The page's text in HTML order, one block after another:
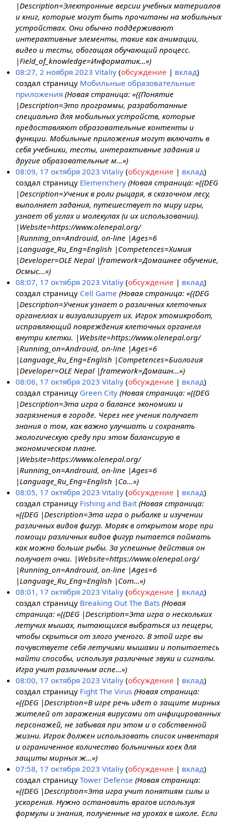
|Description=Электронные версии учебных материалов
и книг, которые могут быть прочитаны на мобильных
устройствах. Они обычно поддерживают
интерактивные элементы, такие как анимации,
видео и тесты, обогащая обучающий процесс.
|Field_of_knowledge=Информатик...»)
08:27, 2 ноября 2023 Vitaliy обсуждение
вклад
создал страницу Мобильные образовательные
приложения (Новая страница: «{{Понятие
|Description=Это программы, разработанные
специально для мобильных устройств, которые
предоставляют образовательные контенты и
функции. Мобильные приложения могут включать в
себя учебники, тесты, интерактивные задания и
другие образовательные м...»)
08:09, 17 октября 2023 Vitaliy обсуждение
вклад
создал страницу Elemenchery (Новая страница: «{{DEG
|Description=Ученик в роли рыцаря, в сказочном лесу,
выполняет задания, путешествует по миру игры,
узнает об углах и молекулах (и их использовании).
|Website=https://www.olenepal.org/
|Running_on=Androuid, on-line |Ages=6
|Language_Ru_Eng=English |Competences=Химия
|Developer=OLE Nepal |framework=Домашнее обучение,
Осмыс...»)
08:07, 17 октября 2023 Vitaliy обсуждение
вклад
создал страницу Cell Game (Новая страница: «{{DEG
|Description=Ученик узнает о различных клеточных
органеллах и визуализирует их. Игрок этомикробот,
исправляющий повреждения клеточных органелл
внутри клетки. |Website=https://www.olenepal.org/
|Running_on=Androuid, on-line |Ages=6
|Language_Ru_Eng=English |Competences=Биология
|Developer=OLE Nepal |framework=Домашн...»)
08:06, 17 октября 2023 Vitaliy обсуждение
вклад
создал страницу Green City (Новая страница: «{{DEG
|Description=Эта игра о балансе экономики и
загрязнения в городе. Через нее ученик получает
знания о том, как важно улучшать и сохранять
экологическую среду при этом балансирую в
экономическом плане.
|Website=https://www.olenepal.org/
|Running_on=Androuid, on-line |Ages=6
|Language_Ru_Eng=English |Co...»)
08:05, 17 октября 2023 Vitaliy обсуждение
вклад
создал страницу Fishing and Bait (Новая страница:
«{{DEG |Description=Эта игра о рыбалке и изучении
различных видов фигур. Моряк в открытом море при
помощи различных видов фигур пытается поймать
как можно больше рыбы. За успешные действия он
получает очки. |Website=https://www.olenepal.org/
|Running_on=Androuid, on-line |Ages=6
|Language_Ru_Eng=English |Com...»)
08:01, 17 октября 2023 Vitaliy обсуждение
вклад
создал страницу Breaking Out The Bats (Новая
страница: «{{DEG |Description=Эта игра о нескольких
летучих мышах, пытающихся выбраться из пещеры,
чтобы скрыться от злого ученого. В этой игре вы
почувствуете себя летучими мышами и попытаетесь
найти способы, используя различные звуки и сигналы.
Игра учит различным аспе...»)
08:00, 17 октября 2023 Vitaliy обсуждение
вклад
создал страницу Fight The Virus (Новая страница:
«{{DEG |Description=В игре речь идет о защите мирных
жителей от заражения вирусами от инфицированных
персонажей, не забывая при этом и о собственной
жизни. Игрок должен использовать список инвентаря
и ограниченное количество больничных коек для
защиты мирных ж...»)
07:58, 17 октября 2023 Vitaliy обсуждение
вклад
создал страницуTower Defense (Новая страница:
«{{DEG |Description=Эта игра учит понятиям силы и
ускорения. Нужно остановить врагов используя
формулы и знания, полученные на уроках в школе. Если